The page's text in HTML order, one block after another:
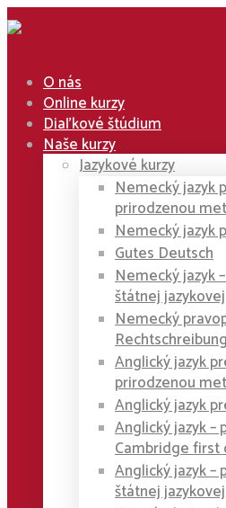
O nás
Online kurzy
Diaľkové štúdium
Naše kurzy
Jazykové kurzy
Nemecký jazyk
prirodzenou
Nemecký jazyk
Gutes Deutsch
Nemecký jazyk
štátnej
Nemecký
Rechtschreibung
Anglický jazyk
prirodzenou
Anglický jazyk
Anglický jazyk –
Cambridge
Anglický jazyk –
štátnej